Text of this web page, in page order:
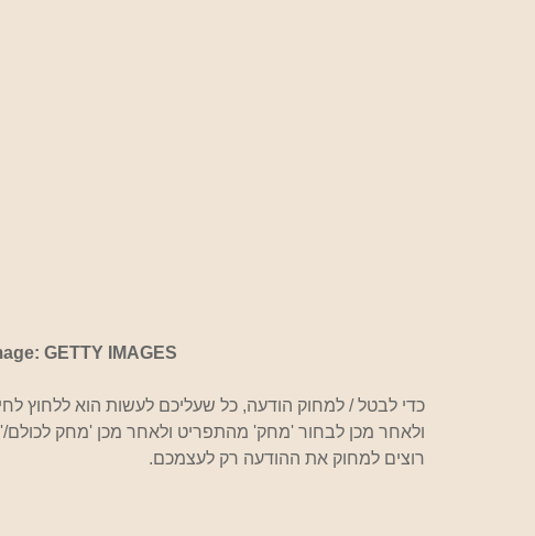
GETTY IMAGES
כדי לבטל / למחוק הודעה, כל שעליכם לעשות הוא ללחוץ
רוצים למחוק את ההודעה רק לעצמכם.